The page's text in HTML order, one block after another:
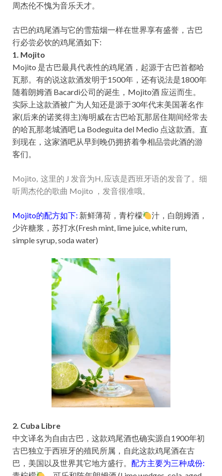
周杰伦不愧为音乐天才。
古巴的鸡尾酒与它的雪茄烟一样在世界享有盛誉，古巴
行必尝必饮的鸡尾酒如下:
1. Mojito
Mojito 是古巴最具代表性的鸡尾酒，起源于古巴首都哈
瓦那。有的说这款酒发明于1500年，还有说法是1800年
随着朗姆酒 Bacardi公司的诞生，Mojito酒 应运而生。
实际上这款酒被广为人知还是源于30年代末美国著名作
家(后来的诺奖得主)海明威在古巴哈瓦那居住期间经常去
的哈瓦那老城酒吧 La Bodeguita del Medio 点这款酒。直
到现在，这家酒吧从早到晚仍拥挤着争相品尝此酒的游
客们。
Mojito, 这里的 J 发音为H, 应该是西班牙语的发音了。细
听周杰伦的歌曲 Mojito ，发音很准哦。
Mojito的配方如下: 新鲜薄荷，青柠檬
汁，白朗姆酒，
少许糖浆，苏打水(Fresh mint, lime juice, white rum,
simple syrup, soda water)
2. Cuba Libre
中文译名为自由古巴，这款鸡尾酒也确实源自1900年初
古巴独立于西班牙的殖民所属，自此这款鸡尾酒在古
巴，美国以及世界其它地方盛行。 配方主要为三种成份: